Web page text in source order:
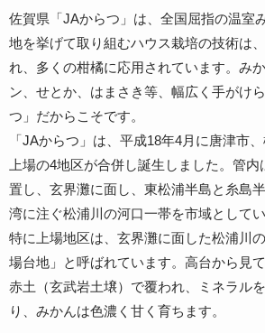
佐賀県「JAからつ」は、全国屈指の温室
地を挙げて取り組むハウス栽培の技術は
れ、多くの柑橘に応用されています。み
ン、せとか、はまさき等、幅広く手がけ
つ」だからこそです。
「JAからつ」は、平成18年4月に唐津市
上場の4地区が合併し誕生しました。管
置し、玄界灘に面し、東松浦半島と糸島
湾に注ぐ松浦川の河口一帯を市域としてい
特に上場地区は、玄界灘に面した松浦川
場台地」と呼ばれています。高台から見
赤土（玄武岩土壌）で覆われ、ミネラル
り、みかんは色濃く甘く育ちます。